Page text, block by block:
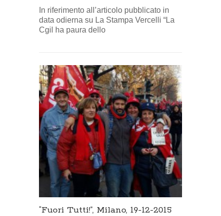
In riferimento all’articolo pubblicato in
data odierna su La Stampa Vercelli “La
Cgil ha paura dello
“Fuori Tutti!”, Milano, 19-12-2015